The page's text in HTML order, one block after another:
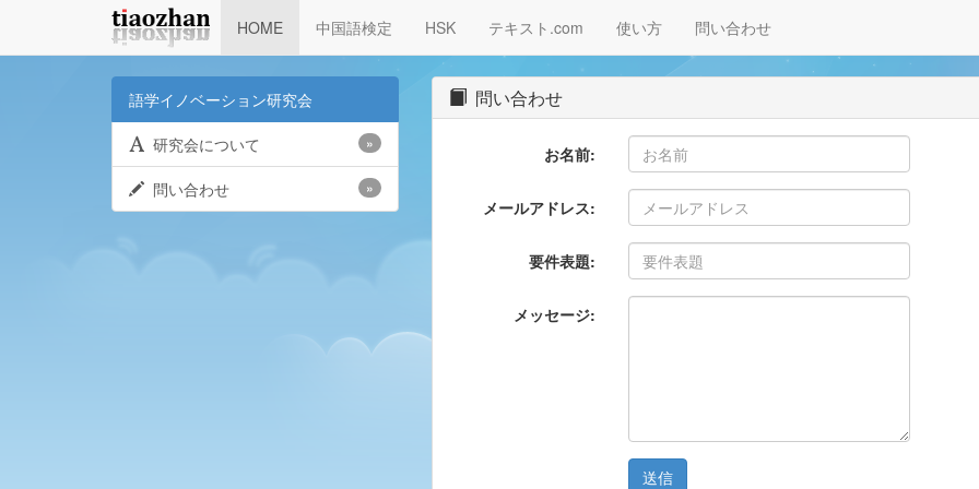
HOME 中国語検定 HSK テキスト.com 使い方 問い合わせ
語学イノベーション研究会
研究会について »
問い合わせ »
問い合わせ
お名前:
メールアドレス:
要件表題:
メッセージ: